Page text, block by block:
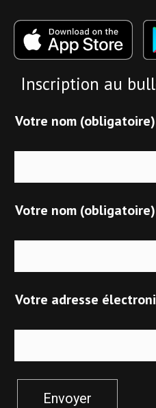
Inscription au
Votre nom (obligatoire)
Votre nom (obligatoire)
Votre adresse
Envoyer